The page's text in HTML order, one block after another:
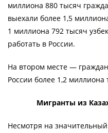
миллиона 880 тысяч
выехали более 1,5
1 миллиона 792 тысяч
работать в России.
На втором месте —
России более 1,2 миллиона
Мигранты из
Несмотря на